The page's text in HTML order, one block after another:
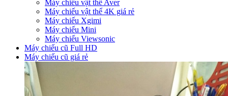
Máy chiếu vật thể Aver
Máy chiếu vật thể 4K giá rẻ
Máy chiếu Xgimi
Máy chiếu Mini
Máy chiếu Viewsonic
Máy chiếu cũ Full HD
Máy chiếu cũ giá rẻ